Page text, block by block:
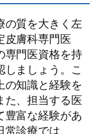
の質を大きく左
皮膚科専門医
専門医資格を持
ましょう。こ
の知識と経験を
た、担当する医
豊富な経験があ
診療では、